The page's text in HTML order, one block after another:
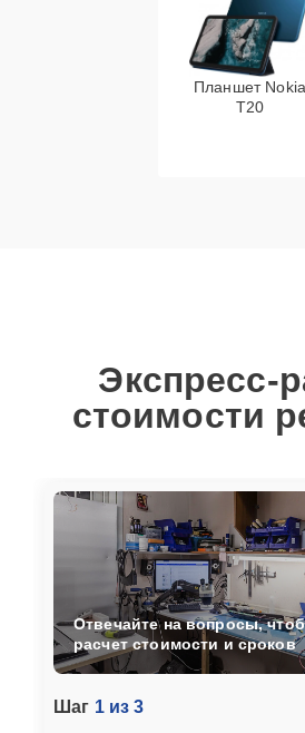
Планшет Nokia
T20
Экспресс-
стоимости
Шаг 1 из 3
Отвечайте на вопросы,
расчет стоимости и сроков